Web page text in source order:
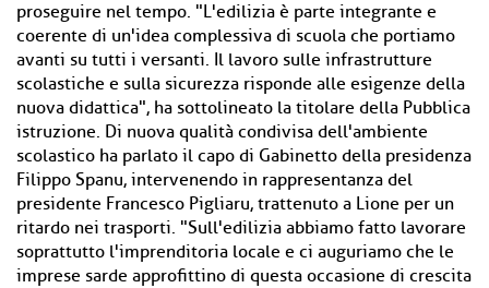
proseguire nel tempo. "L'edilizia è parte integrante e
coerente di un'idea complessiva di scuola che portiamo
avanti su tutti i versanti. Il lavoro sulle infrastrutture
scolastiche e sulla sicurezza risponde alle esigenze della
nuova didattica", ha sottolineato la titolare della Pubblica
istruzione. Di nuova qualità condivisa dell'ambiente
scolastico ha parlato il capo di Gabinetto della presidenza
Filippo Spanu, intervenendo in rappresentanza del
presidente Francesco Pigliaru, trattenuto a Lione per un
ritardo nei trasporti. "Sull'edilizia abbiamo fatto lavorare
soprattutto l'imprenditoria locale e ci auguriamo che le
imprese sarde approfittino di questa occasione di crescita